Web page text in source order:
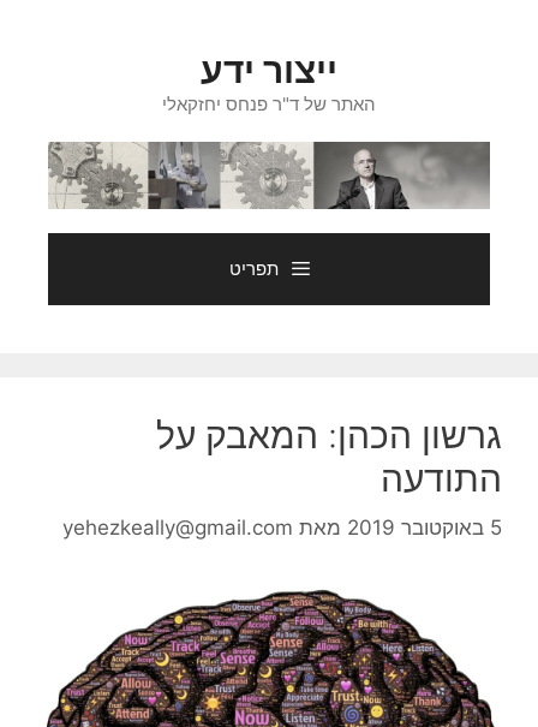
ייצור ידע
האתר של ד"ר פנחס יחזקאלי
תפריט
גרשון הכהן: המאבק על
התודעה
5 באוקטובר 2019 מאת yehezkeally@gmail.com